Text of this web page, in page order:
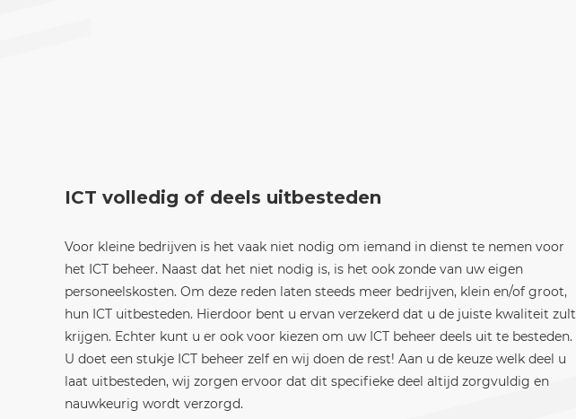
ICT volledig of deels uitbesteden
Voor kleine bedrijven is het vaak niet nodig om iemand in dienst te nemen voor
het ICT beheer. Naast dat het niet nodig is, is het ook zonde van uw eigen
personeelskosten. Om deze reden laten steeds meer bedrijven, klein en/of groot,
hun ICT uitbesteden. Hierdoor bent u ervan verzekerd dat u de juiste kwaliteit zult
krijgen. Echter kunt u er ook voor kiezen om uw ICT beheer deels uit te besteden.
U doet een stukje ICT beheer zelf en wij doen de rest! Aan u de keuze welk deel u
laat uitbesteden, wij zorgen ervoor dat dit specifieke deel altijd zorgvuldig en
nauwkeurig wordt verzorgd.